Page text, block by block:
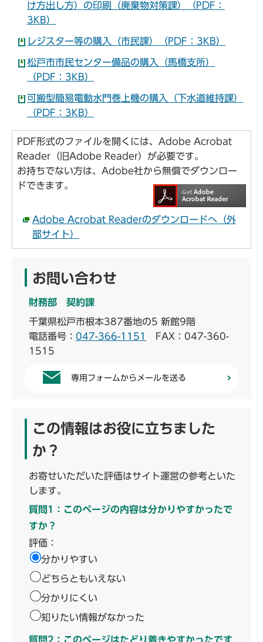
け方出し方）の印刷（廃棄物対策課）（PDF：
3KB）
レジスター等の購入（市民課）（PDF：3KB）
松戸市市民センター備品の購入（馬橋支所）
（PDF：3KB）
可搬型簡易電動水門巻上機の購入（下水道維持課）
（PDF：3KB）
PDF形式のファイルを開くには、Adobe Acrobat
Reader（旧Adobe Reader）が必要です。
お持ちでない方は、Adobe社から無償でダウンロー
ドできます。
Adobe Acrobat Readerのダウンロードへ（外
部サイト）
お問い合わせ
財務部 契約課
千葉県松戸市根本387番地の5 新館9階
電話番号： 047-366-1151
FAX：047-360-
1515
専用フォームからメールを送る
この情報はお役に立ちました
か？
お寄せいただいた評価はサイト運営の参考といた
します。
質問1：このページの内容は分かりやすかったで
すか？
評価：
分かりやすい
どちらともいえない
分かりにくい
知りたい情報がなかった
質問2：このページはたどり着きやすかったです